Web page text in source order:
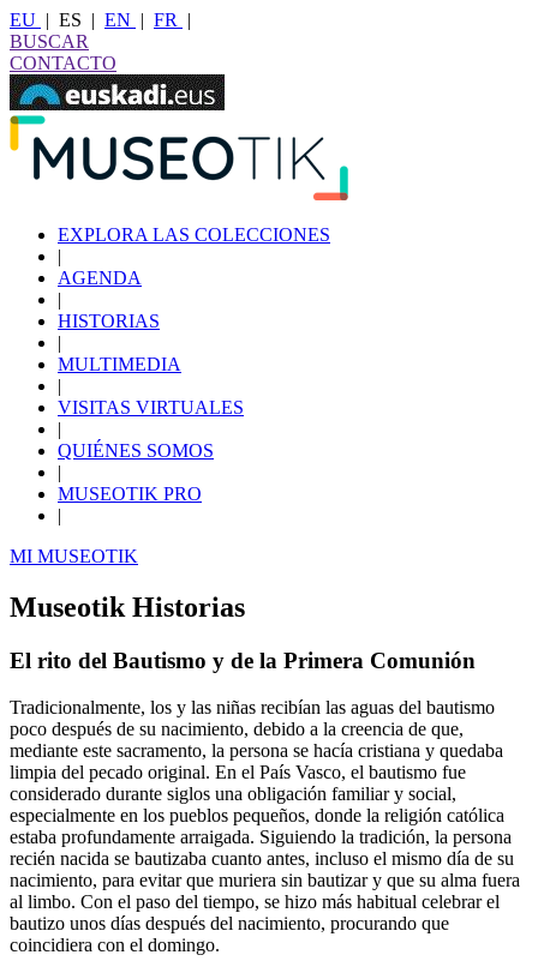
EU | ES | EN | FR
|
BUSCAR
CONTACTO
EXPLORA LAS COLECCIONES
|
AGENDA
|
HISTORIAS
|
MULTIMEDIA
|
VISITAS VIRTUALES
|
QUIÉNES SOMOS
|
MUSEOTIK PRO
|
MI MUSEOTIK
Museotik Historias
El rito del Bautismo y de la Primera Comunión
Tradicionalmente, los y las niñas recibían las aguas del bautismo
poco después de su nacimiento, debido a la creencia de que,
mediante este sacramento, la persona se hacía cristiana y quedaba
limpia del pecado original. En el País Vasco, el bautismo fue
considerado durante siglos una obligación familiar y social,
especialmente en los pueblos pequeños, donde la religión católica
estaba profundamente arraigada. Siguiendo la tradición, la persona
recién nacida se bautizaba cuanto antes, incluso el mismo día de su
nacimiento, para evitar que muriera sin bautizar y que su alma fuera
al limbo. Con el paso del tiempo, se hizo más habitual celebrar el
bautizo unos días después del nacimiento, procurando que
coincidiera con el domingo.